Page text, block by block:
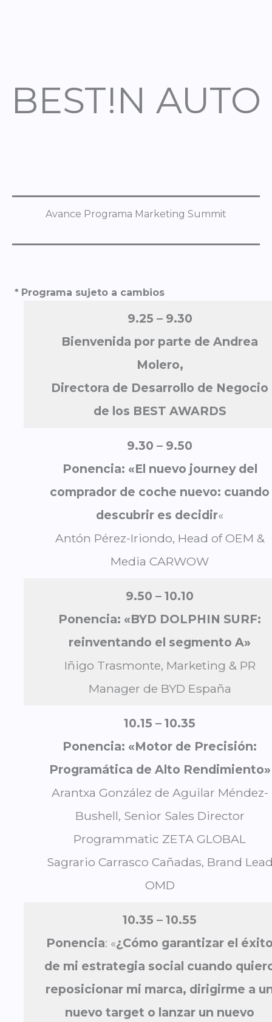
BEST!N AUTO
Avance Programa Marketing Summit
* Programa sujeto a cambios
9.25 – 9.30
Bienvenida por parte de Andrea
Molero,
Directora de Desarrollo de Negocio
de los BEST AWARDS
9.30 – 9.50
Ponencia: «El nuevo journey del
comprador de coche nuevo: cuando
descubrir es decidir«
Antón Pérez-Iriondo, Head of OEM &
Media CARWOW
9.50 – 10.10
Ponencia: «BYD DOLPHIN SURF:
reinventando el segmento A»
Iñigo Trasmonte, Marketing & PR
Manager de BYD España
10.15 – 10.35
Ponencia: «Motor de Precisión:
Programática de Alto Rendimiento»
Arantxa González de Aguilar Méndez-
Bushell, Senior Sales Director
Programmatic ZETA GLOBAL
Sagrario Carrasco Cañadas, Brand
OMD
10.35 –10.55
Ponencia: «¿Cómo garantizar el
de mi estrategia social cuando
reposicionar mi marca, dirigirme a
nuevo target o lanzar un nuevo